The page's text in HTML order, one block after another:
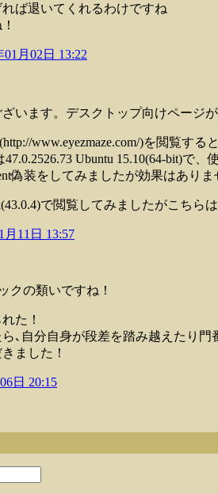
ば退いてくれるわけですね
01月02日 13:22
います。デスクトップ向けページ
www.eyezmaze.com/)を閲覧す
Ubuntu 15.10(64-bit)で
偽装をしてみましたが効果はあり
で閲覧してみましたがこちら
月11日 13:57
クの類いですね！
た！
､自分自身が段差を踏み越えたり
ました！
日 20:15